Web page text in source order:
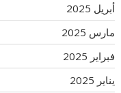
أبريل 2025
مارس 2025
فبراير 2025
يناير 2025